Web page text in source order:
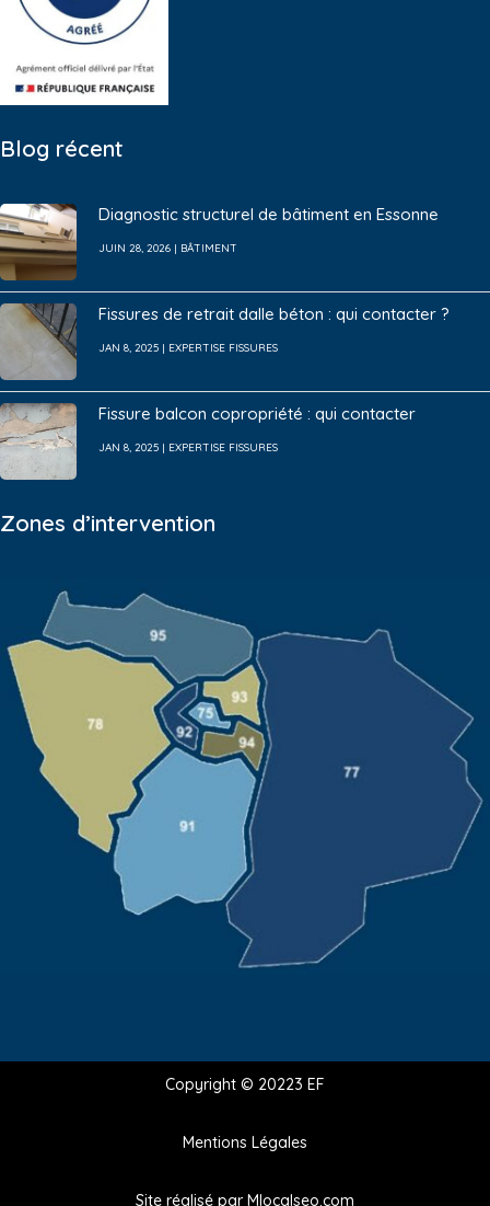
Blog récent
Diagnostic structurel de bâtiment en Essonne
JUIN 28, 2026 | BÂTIMENT
Fissures de retrait dalle béton : qui contacter ?
JAN 8, 2025 | EXPERTISE FISSURES
Fissure balcon copropriété : qui contacter
JAN 8, 2025 | EXPERTISE FISSURES
Zones d’intervention
Copyright © 20223 EF
Mentions Légales
Site réalisé par Mlocalseo.com